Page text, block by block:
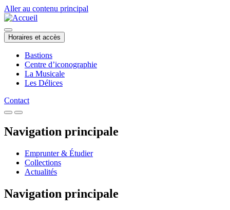
Aller au contenu principal
Horaires et accès
Bastions
Centre d’iconographie
La Musicale
Les Délices
Contact
Navigation principale
Emprunter & Étudier
Collections
Actualités
Navigation principale